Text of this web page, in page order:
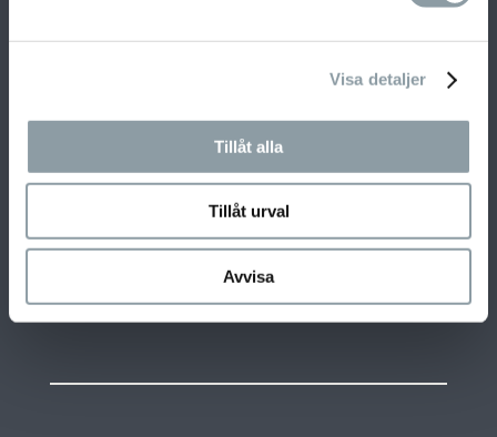
Visa detaljer
Tillåt alla
Tillåt urval
Avvisa
Vi erbjuder helhetslösningar där vår kunniga och
processen för att hitta de mest optimala
lösningarna för ert hem eller företag.